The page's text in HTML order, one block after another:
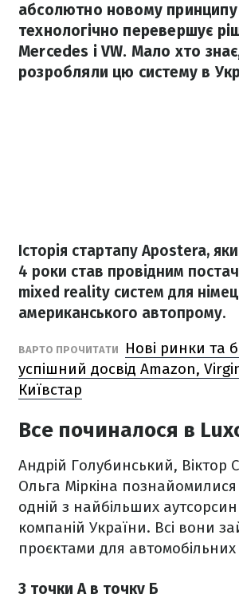
абсолютно новому принципу
технологічно перевершує
Mercedes і VW. Мало хто
розробляли цю систему в
Історія стартапу Apostera,
4 роки став провідним
mixed reality систем для
американського автопрому.
ВАРТО ПРОЧИТАТИ
Нові ринки та
успішний досвід Amazon,
Київстар
Все починалося в
Андрій Голубинський, Віктор
Ольга Міркіна
одній з найбільших
компаній України. Всі вони
проєктами для
З точки А в точку Б